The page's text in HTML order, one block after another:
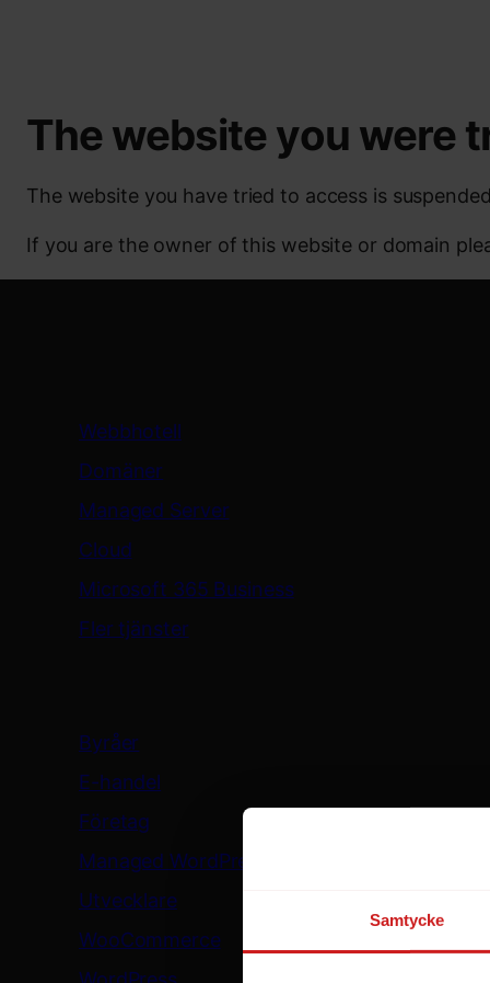
Samtycke
The website you were
The website you have tried to access is
If you are the owner of this website or domain
Webbhotell
Domäner
Managed Server
Cloud
Microsoft 365 Business
Fler tjänster
Byråer
E-handel
Företag
Managed WordPress
Utvecklare
WooCommerce